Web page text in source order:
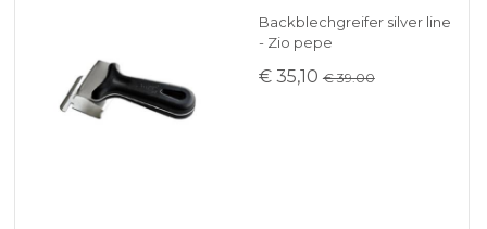
Backblechgreifer silver line
- Zio pepe
€ 35,10 € 39.00